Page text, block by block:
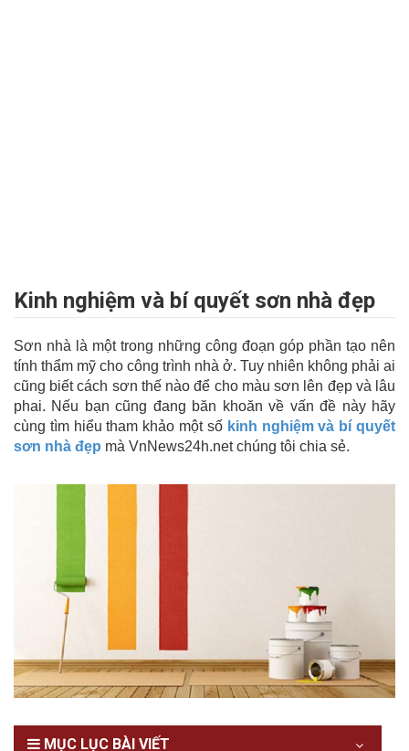
Kinh nghiệm và bí quyết sơn nhà đẹp
Sơn nhà là một trong những công đoạn góp phần tạo nên
tính thẩm mỹ cho công trình nhà ở. Tuy nhiên không phải ai
cũng biết cách sơn thế nào để cho màu sơn lên đẹp và lâu
phai. Nếu bạn cũng đang băn khoăn về vấn đề này hãy
cùng tìm hiểu tham khảo một số kinh nghiệm và bí quyết
sơn nhà đẹp mà VnNews24h.net chúng tôi chia sẻ.
MỤC LỤC BÀI VIẾT